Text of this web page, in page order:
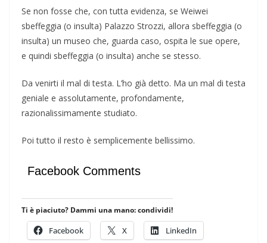
Se non fosse che, con tutta evidenza, se Weiwei
sbeffeggia (o insulta) Palazzo Strozzi, allora sbeffeggia (o
insulta) un museo che, guarda caso, ospita le sue opere,
e quindi sbeffeggia (o insulta) anche se stesso.
Da venirti il mal di testa. L’ho già detto. Ma un mal di testa
geniale e assolutamente, profondamente,
razionalissimamente studiato.
Poi tutto il resto è semplicemente bellissimo.
Facebook Comments
Ti è piaciuto? Dammi una mano: condividi!
Facebook X LinkedIn